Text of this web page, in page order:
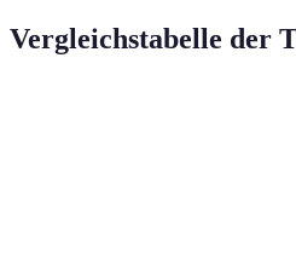
Vergleichstabelle der